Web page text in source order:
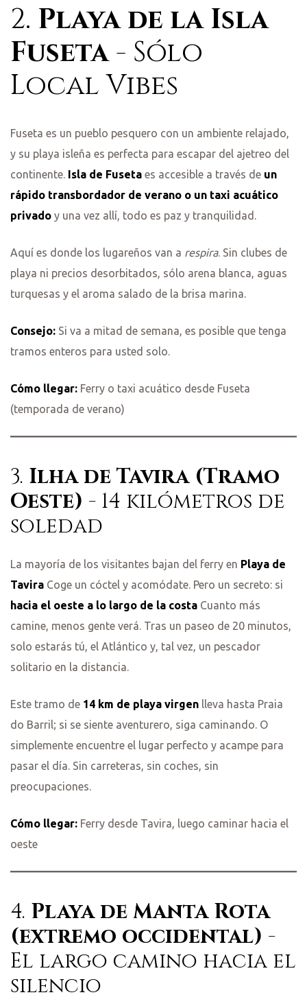
2. Playa de la Isla
Fuseta- Sólo
Local Vibes
Fuseta es un pueblo pesquero con un ambiente relajado,
y su playa isleña es perfecta para escapar del ajetreo del
continente. Isla de Fuseta es accesible a través de un
rápido transbordador de verano o un taxi acuático
privado y una vez allí, todo es paz y tranquilidad.
Aquí es donde los lugareños van a respira. Sin clubes de
playa ni precios desorbitados, sólo arena blanca, aguas
turquesas y el aroma salado de la brisa marina.
Consejo: Si va a mitad de semana, es posible que tenga
tramos enteros para usted solo.
Cómo llegar: Ferry o taxi acuático desde Fuseta
(temporada de verano)
3. Ilha de Tavira (Tramo
Oeste) - 14 kilómetros de
soledad
La mayoría de los visitantes bajan del ferry en Playa de
Tavira Coge un cóctel y acomódate. Pero un secreto: si
hacia el oeste a lo largo de la costa Cuanto más
camine, menos gente verá. Tras un paseo de 20 minutos,
solo estarás tú, el Atlántico y, tal vez, un pescador
solitario en la distancia.
Este tramo de 14 km de playa virgen lleva hasta Praia
do Barril; si se siente aventurero, siga caminando. O
simplemente encuentre el lugar perfecto y acampe para
pasar el día. Sin carreteras, sin coches, sin
preocupaciones.
Cómo llegar: Ferry desde Tavira, luego caminar hacia el
oeste
4. Playa de Manta Rota
(extremo occidental) -
El largo camino hacia el
silencio